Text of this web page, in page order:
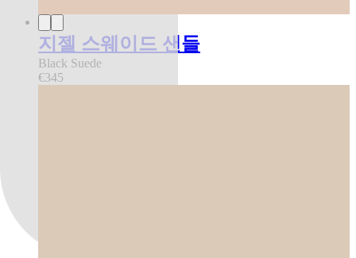
지젤 스웨이드 샌들
Black Suede
€345